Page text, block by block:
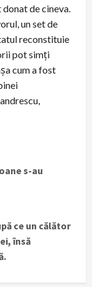
de cineva.
un set de
reconstituie
pot simți
cum a fost
s-au
ce un călător
însă